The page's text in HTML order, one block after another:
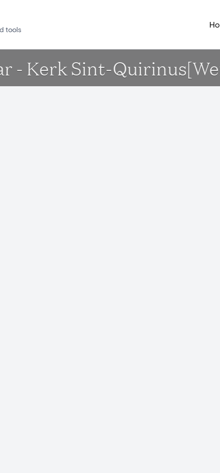
tools
- Kerk Sint-